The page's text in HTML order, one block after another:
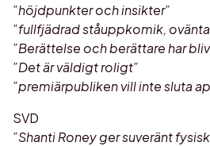
”höjdpunkter och insikter”
”fullfjädrad ståuppkomik,
”Berättelse och berättare har
”Det är väldigt roligt”
”premiärpubliken vill inte sluta
SVD
”Shanti Roney ger suveränt